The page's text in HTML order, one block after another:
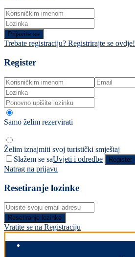
Prijavite se
Trebate registraciju? Registrirajte se ovdje!
Register
Samo želim rezervirati
Želim iznajmiti svoj turistički smještaj
Slažem se saUvjeti i odredbe Register
Natrag na prijavu
Resetiranje lozinke
Resetiranje lozinke
Vratite se na Registraciju